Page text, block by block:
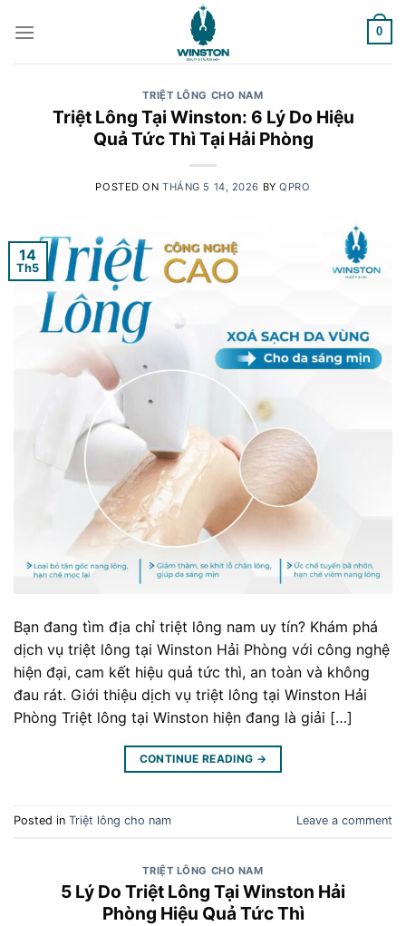
0
TRIỆT LÔNG CHO NAM
Triệt Lông Tại Winston: 6 Lý Do Hiệu
Quả Tức Thì Tại Hải Phòng
POSTED ONTHÁNG 5 14, 2026 BYQPRO
14
Th5
Bạn đang tìm địa chỉ triệt lông nam uy tín? Khám phá
dịch vụ triệt lông tại Winston Hải Phòng với công nghệ
hiện đại, cam kết hiệu quả tức thì, an toàn và không
đau rát. Giới thiệu dịch vụ triệt lông tại Winston Hải
Phòng Triệt lông tại Winston hiện đang là giải […]
CONTINUE READING →
Posted in Triệt lông cho nam Leave a comment
TRIỆT LÔNG CHO NAM
5 Lý Do Triệt Lông Tại Winston Hải
Phòng Hiệu Quả Tức Thì